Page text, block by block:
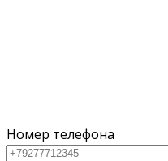
Номер телефона